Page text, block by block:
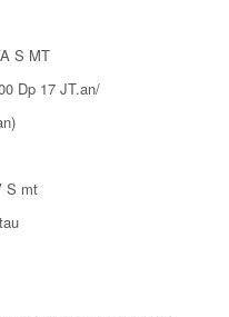
S MT
Dp 17 JT.an/
S mt